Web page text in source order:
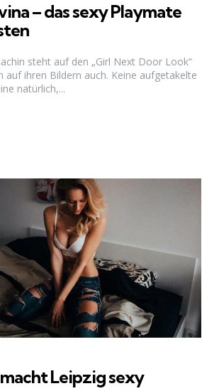
– das sexy Playmate
steht auf den „Girl Next Door Look“
auf ihren Bildern auch. Keine aufgetakelte
natürlich,...
Leipzig sexy